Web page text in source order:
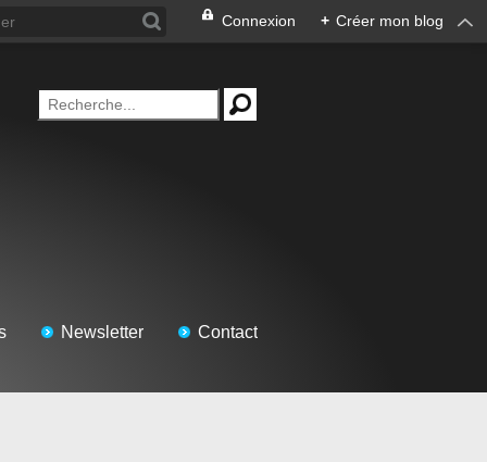
Connexion + Créer mon blog
Newsletter Contact